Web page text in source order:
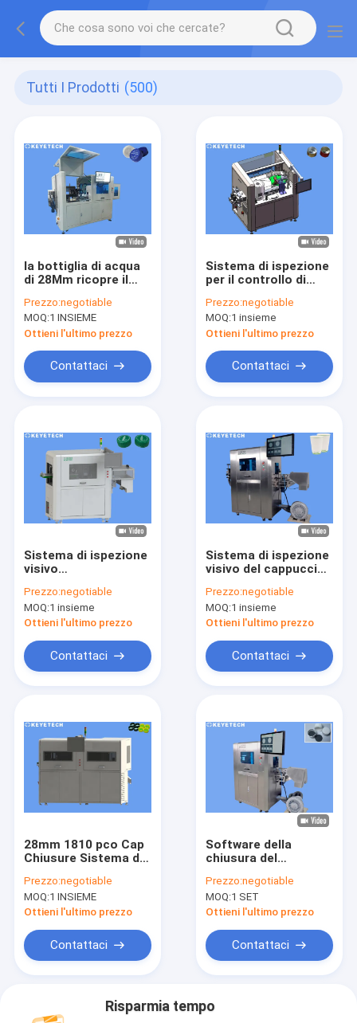
Tutti I Prodotti (500)
la bottiglia di acqua
di 28Mm ricopre il
visivo della chiusura
per le industrie delle
bevande
Prezzo:negotiable
MOQ:1 INSIEME
Ottieni l'ultimo prezzo
Contattaci
Sistema di ispezione
per il controllo di
e delle chiusure di
alluminio
Prezzo:negotiable
MOQ:1 insieme
Ottieni l'ultimo prezzo
Contattaci
Sistema di ispezione
visivo
automatizzato del
CCD per le chiusure
del cappuccio di 1L
Prezzo:negotiable
MOQ:1 insieme
Ottieni l'ultimo prezzo
Contattaci
Sistema di ispezione
visivo del cappuccio
GMP per la tazza di
carta eliminabile
Prezzo:negotiable
MOQ:1 insieme
Ottieni l'ultimo prezzo
Contattaci
28mm 1810 pco Cap
Chiusure Sistema di
schermo HD
Prezzo:negotiable
MOQ:1 INSIEME
Ottieni l'ultimo prezzo
Contattaci
Software della
chiusura del
ispezione di 360
gradi con potere
5kw-7kw
Prezzo:negotiable
MOQ:1 SET
Ottieni l'ultimo prezzo
Contattaci
Risparmia tempo